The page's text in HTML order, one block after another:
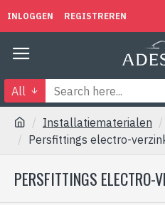
INLOGGEN REGISTREREN
All
Installatiematerialen
Persfittings electro-
PERSFITTINGS ELECTRO-